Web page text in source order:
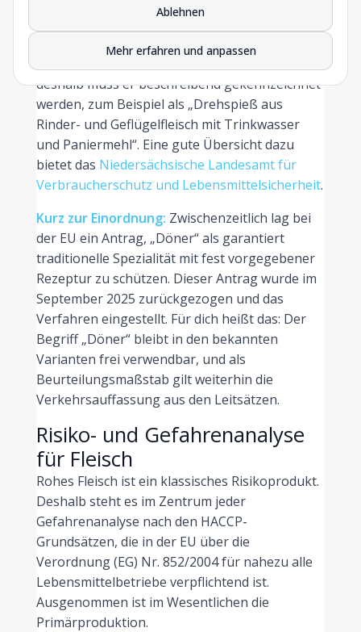
das Produkt nicht mehr „Döner“ heißen.
Dann kommt der Begriff „Drehspieß“ ins Spiel.
Für ihn gibt es keine feste Verkehrsauffassung,
deshalb muss er beschreibend gekennzeichnet
werden, zum Beispiel als „Drehspieß aus
Rinder- und Geflügelfleisch mit Trinkwasser
und Paniermehl“. Eine gute Übersicht dazu
bietet das Niedersächsische Landesamt für
Verbraucherschutz und Lebensmittelsicherheit.
Kurz zur Einordnung: Zwischenzeitlich lag bei
der EU ein Antrag, „Döner“ als garantiert
traditionelle Spezialität mit fest vorgegebener
Rezeptur zu schützen. Dieser Antrag wurde im
September 2025 zurückgezogen und das
Verfahren eingestellt. Für dich heißt das: Der
Begriff „Döner“ bleibt in den bekannten
Varianten frei verwendbar, und als
Beurteilungsmaßstab gilt weiterhin die
Verkehrsauffassung aus den Leitsätzen.
Risiko- und Gefahrenanalyse
für Fleisch
Rohes Fleisch ist ein klassisches Risikoprodukt.
Deshalb steht es im Zentrum jeder
Gefahrenanalyse nach den HACCP-
Grundsätzen, die in der EU über die
Verordnung (EG) Nr. 852/2004 für nahezu alle
Lebensmittelbetriebe verpflichtend ist.
Ausgenommen ist im Wesentlichen die
Primärproduktion.
Mehr erfahren und anpassen
Ablehnen